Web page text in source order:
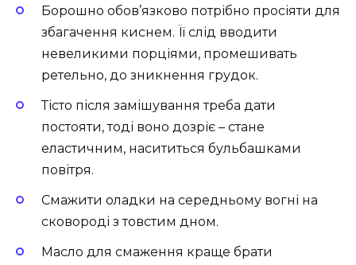
Борошно обов’язково потрібно просіяти для
збагачення киснем. Її слід вводити
невеликими порціями, промешивать
ретельно, до зникнення грудок.
Тісто після замішування треба дати
постояти, тоді воно дозріє – стане
еластичним, насититься бульбашками
повітря.
Смажити оладки на середньому вогні на
сковороді з товстим дном.
Масло для смаження краще брати